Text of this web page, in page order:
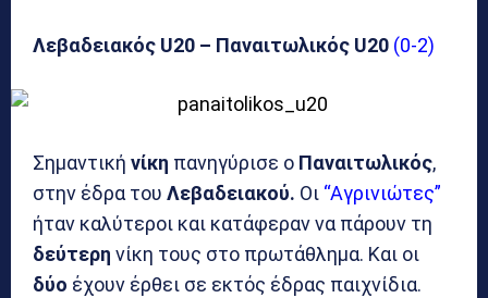
Λεβαδειακός U20 – Παναιτωλικός U20 (0-2)
Σημαντική νίκη πανηγύρισε ο Παναιτωλικός,
στην έδρα του Λεβαδειακού. Οι “Αγρινιώτες”
ήταν καλύτεροι και κατάφεραν να πάρουν τη
δεύτερη νίκη τους στο πρωτάθλημα. Και οι
δύο έχουν έρθει σε εκτός έδρας παιχνίδια.